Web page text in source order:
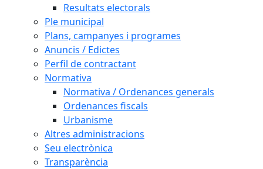
Resultats electorals
Ple municipal
Plans, campanyes i programes
Anuncis / Edictes
Perfil de contractant
Normativa
Normativa / Ordenances generals
Ordenances fiscals
Urbanisme
Altres administracions
Seu electrònica
Transparència